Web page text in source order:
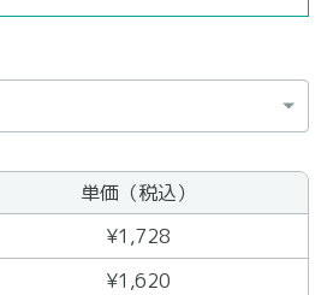
単価（税込）
¥1,728
¥1,620